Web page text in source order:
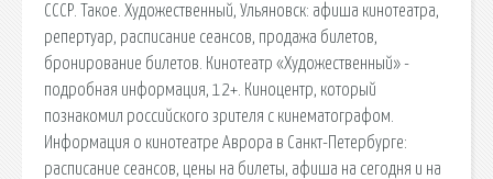
СССР. Такое. Художественный, Ульяновск: афиша кинотеатра,
репертуар, расписание сеансов, продажа билетов,
бронирование билетов. Кинотеатр «Художественный» -
подробная информация, 12+. Киноцентр, который
познакомил российского зрителя с кинематографом.
Информация о кинотеатре Аврора в Санкт-Петербурге:
расписание сеансов, цены на билеты, афиша на сегодня и на